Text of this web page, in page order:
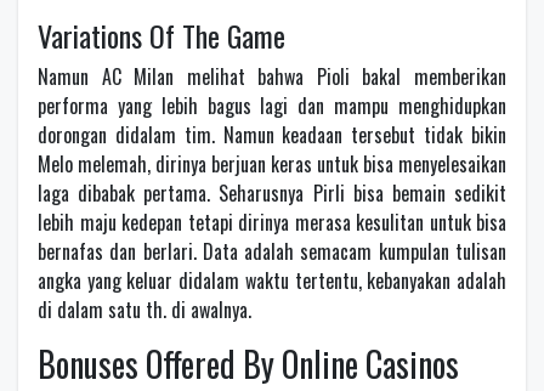
Variations Of The Game
Namun AC Milan melihat bahwa Pioli bakal memberikan
performa yang lebih bagus lagi dan mampu menghidupkan
dorongan didalam tim. Namun keadaan tersebut tidak bikin
Melo melemah, dirinya berjuan keras untuk bisa menyelesaikan
laga dibabak pertama. Seharusnya Pirli bisa bemain sedikit
lebih maju kedepan tetapi dirinya merasa kesulitan untuk bisa
bernafas dan berlari. Data adalah semacam kumpulan tulisan
angka yang keluar didalam waktu tertentu, kebanyakan adalah
di dalam satu th. di awalnya.
Bonuses Offered By Online Casinos